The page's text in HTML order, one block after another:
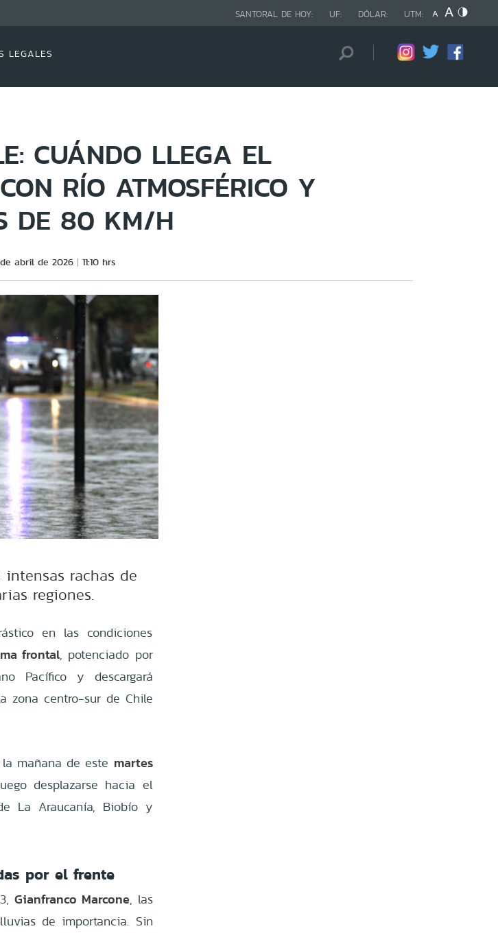
SANTORAL DE HOY: UF: DÓLAR: UTM:
LEGALES
CUÁNDO LLEGA EL
RÍO ATMOSFÉRICO Y
DE 80 KM/H
abril de 2026 11:10 hrs
rachas de
regiones.
en las condiciones
frontal, potenciado por
Pacífico y descargará
zona centro-sur de Chile
mañana de este martes
desplazarse hacia el
La Araucanía, Biobío y
por el frente
Gianfranco Marcone, las
de importancia. Sin